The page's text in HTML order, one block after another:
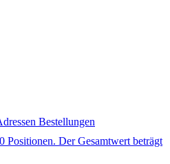
Bestellungen
Positionen. Der Gesamtwert beträgt